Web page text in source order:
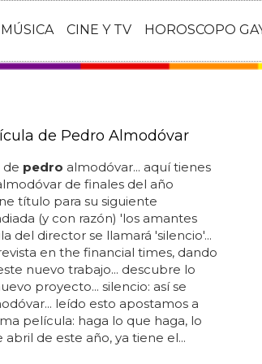
MÚSICA CINE Y TV HOROSCOPO
de Pedro Almodóvar
de pedro almodóvar... aquí tienes
de finales del año
título para su siguiente
(y con razón) 'los amantes
del director se llamará 'silencio'...
en the financial times, dando
nuevo trabajo... descubre lo
proyecto... silencio: así se
leído esto apostamos a
película: haga lo que haga, lo
abril de este año, ya tiene el...